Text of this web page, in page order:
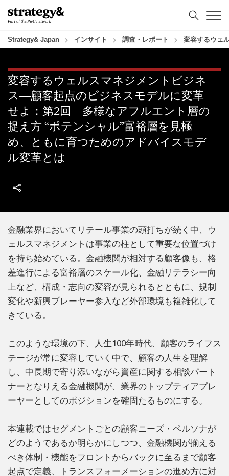
ン
ン
ツ
ス
キ
ッ
ー
へ
キ
ッ
Strategy& Japan インサイト 調査・レポート 変容するウェ
変容するウェルスマネジメントビジネ
ス―顧客起点のビジネスモデルに変革
せよ：第2回「多様なアフルエント層の
捉え方 “ポテンシャル”富裕層を見極
め、ともに育つためのアドバイスモデ
ル変革とは」
金融業界においてリテール事業の頭打ちが続く中、ウ
ェルスマネジメントは事業の柱として重要な位置づけ
を持ち始めている。金融機関が相対する顧客像も、格
差進行による富裕層のスケール化、金融リテラシー向
上など、構成・志向の変容が見られるとともに、規制
変化や新興プレーヤー参入など外部環境も複雑化して
きている。
このような環境の下、人生100年時代、顧客のライフス
テージが常に変容していく中で、顧客の人生を理解
し、中長期で寄り添いながら資産に関する相談パート
ナーとなりえる金融機関が、業界のトップティアプレ
ーヤーとしてのポジションを確固たるものにする。
本連載ではセグメントごとの顧客ニーズ・ペルソナが
どのようであるか明らかにしつつ、金融機関が揃える
べき体制・機能をフロントからバックに至るまで顧客
起点で定義、トランスフォーメーションの進め方に対